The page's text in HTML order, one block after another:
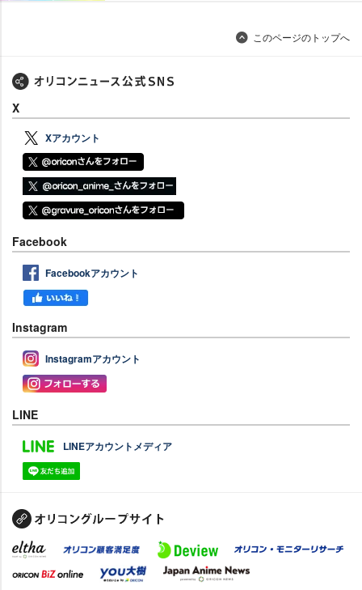
このページのトップへ
X
Xアカウント
Facebook
Facebookアカウント
Instagram
Instagramアカウント
LINE
LINEアカウントメディア